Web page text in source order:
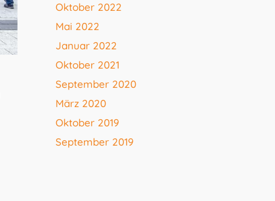
Oktober 2022
Mai 2022
Januar 2022
Oktober 2021
September 2020
März 2020
Oktober 2019
September 2019